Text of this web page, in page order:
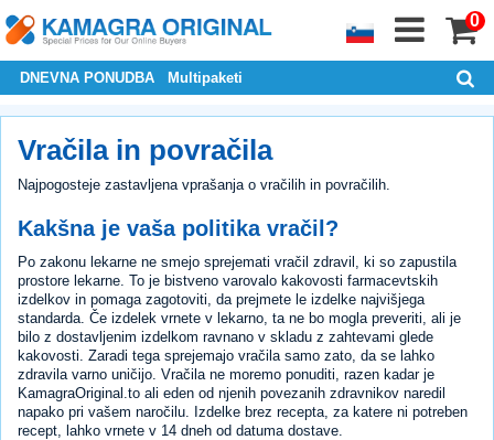
0
DNEVNA PONUDBA Multipaketi
Vračila in povračila
Najpogosteje zastavljena vprašanja o vračilih in povračilih.
Kakšna je vaša politika vračil?
Po zakonu lekarne ne smejo sprejemati vračil zdravil, ki so zapustila
prostore lekarne. To je bistveno varovalo kakovosti farmacevtskih
izdelkov in pomaga zagotoviti, da prejmete le izdelke najvišjega
standarda. Če izdelek vrnete v lekarno, ta ne bo mogla preveriti, ali je
bilo z dostavljenim izdelkom ravnano v skladu z zahtevami glede
kakovosti. Zaradi tega sprejemajo vračila samo zato, da se lahko
zdravila varno uničijo. Vračila ne moremo ponuditi, razen kadar je
KamagraOriginal.to ali eden od njenih povezanih zdravnikov naredil
napako pri vašem naročilu. Izdelke brez recepta, za katere ni potreben
recept, lahko vrnete v 14 dneh od datuma dostave.